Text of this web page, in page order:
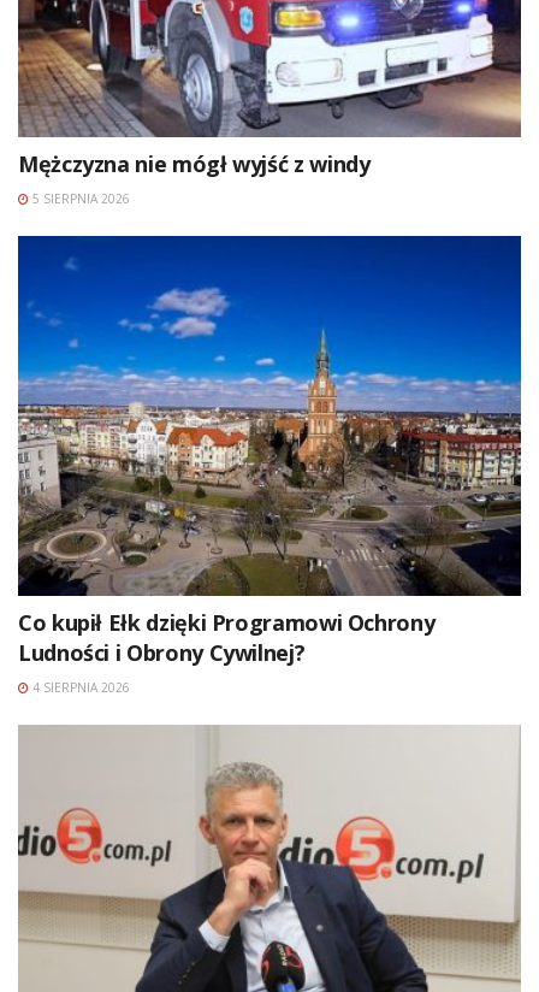
Mężczyzna nie mógł wyjść z windy
5 SIERPNIA 2026
Co kupił Ełk dzięki Programowi Ochrony
Ludności i Obrony Cywilnej?
4 SIERPNIA 2026